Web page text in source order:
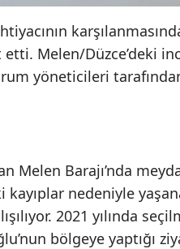
Melen/Düzce’deki
yöneticileri
Melen Barajı’nda
nedeniyle
2021 yılında
bölgeye yaptığı